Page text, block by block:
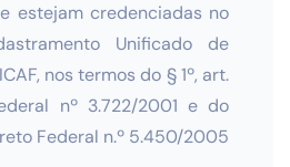
estejam credenciadas no
Unificado de
nos termos do § 1º, art.
nº 3.722/2001 e do
Federal n.º 5.450/2005